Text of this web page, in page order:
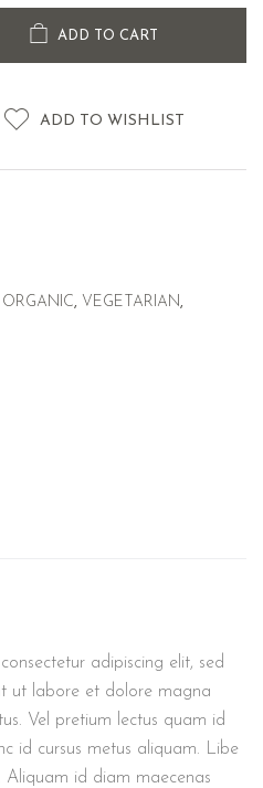
ADD TO CART
ADD TO WISHLIST
ORGANIC, VEGETARIAN,
adipiscing elit, sed
ut labore et dolore magna
Vel pretium lectus quam id
id cursus metus aliquam. Libe
Aliquam id diam maecenas